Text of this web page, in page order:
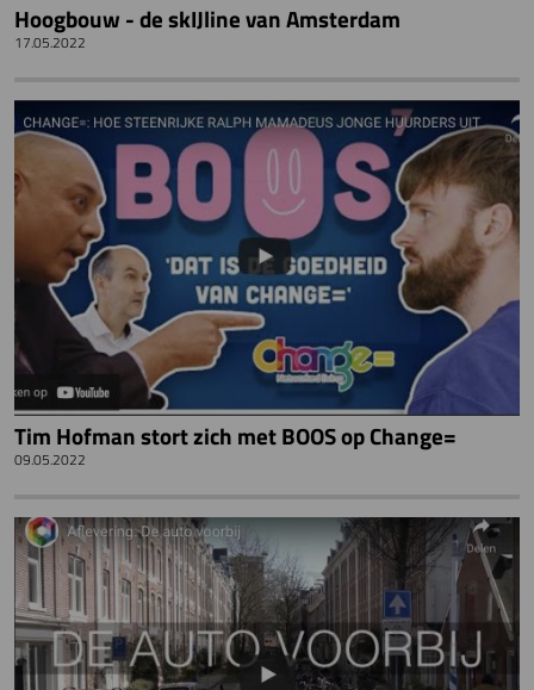
Hoogbouw - de skIJline van Amsterdam
17.05.2022
Tim Hofman stort zich met BOOS op Change=
09.05.2022